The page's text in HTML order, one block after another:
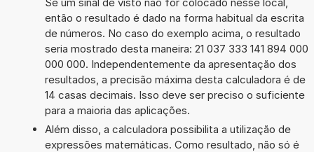
então o resultado é dado na forma habitual da escrita
de números. No caso do exemplo acima, o resultado
seria mostrado desta maneira: 21 037 333 141 894 000
000 000. Independentemente da apresentação dos
resultados, a precisão máxima desta calculadora é de
14 casas decimais. Isso deve ser preciso o suficiente
para a maioria das aplicações.
Além disso, a calculadora possibilita a utilização de
expressões matemáticas. Como resultado, não só é